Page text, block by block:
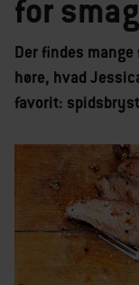
for
Der findes
høre, hvad
favorit: